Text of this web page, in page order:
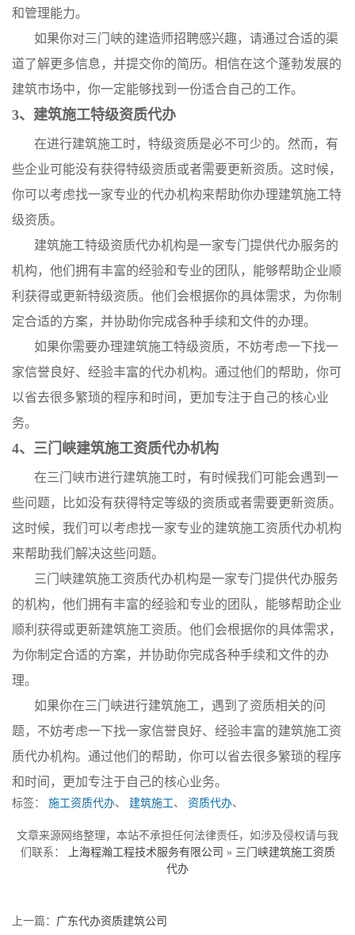
和管理能力。
如果你对三门峡的建造师招聘感兴趣，请通过合适的渠
道了解更多信息，并提交你的简历。相信在这个蓬勃发展的
建筑市场中，你一定能够找到一份适合自己的工作。
3、建筑施工特级资质代办
在进行建筑施工时，特级资质是必不可少的。然而，有
些企业可能没有获得特级资质或者需要更新资质。这时候，
你可以考虑找一家专业的代办机构来帮助你办理建筑施工特
级资质。
建筑施工特级资质代办机构是一家专门提供代办服务的
机构，他们拥有丰富的经验和专业的团队，能够帮助企业顺
利获得或更新特级资质。他们会根据你的具体需求，为你制
定合适的方案，并协助你完成各种手续和文件的办理。
如果你需要办理建筑施工特级资质，不妨考虑一下找一
家信誉良好、经验丰富的代办机构。通过他们的帮助，你可
以省去很多繁琐的程序和时间，更加专注于自己的核心业
务。
4、三门峡建筑施工资质代办机构
在三门峡市进行建筑施工时，有时候我们可能会遇到一
些问题，比如没有获得特定等级的资质或者需要更新资质。
这时候，我们可以考虑找一家专业的建筑施工资质代办机构
来帮助我们解决这些问题。
三门峡建筑施工资质代办机构是一家专门提供代办服务
的机构，他们拥有丰富的经验和专业的团队，能够帮助企业
顺利获得或更新建筑施工资质。他们会根据你的具体需求，
为你制定合适的方案，并协助你完成各种手续和文件的办
理。
如果你在三门峡进行建筑施工，遇到了资质相关的问
题，不妨考虑一下找一家信誉良好、经验丰富的建筑施工资
质代办机构。通过他们的帮助，你可以省去很多繁琐的程序
和时间，更加专注于自己的核心业务。
标签： 施工资质代办、 建筑施工、 资质代办、
文章来源网络整理，本站不承担任何法律责任，如涉及侵权请与我
们联系：
上海程瀚工程技术服务有限公司 » 三门峡建筑施工资质
代办
上一篇： 广东代办资质建筑公司